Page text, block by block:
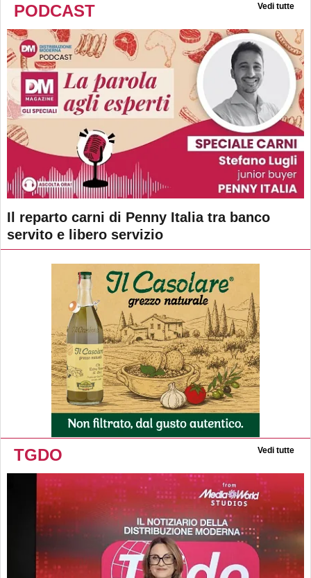
PODCAST Vedi tutte
Il reparto carni di Penny Italia tra banco
servito e libero servizio
TGDO Vedi tutte